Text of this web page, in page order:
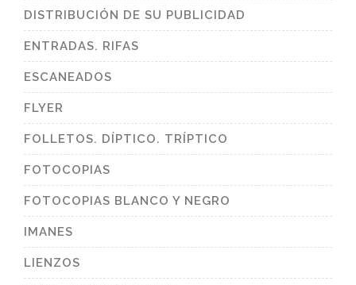
DISTRIBUCIÓN DE SU PUBLICIDAD
ENTRADAS. RIFAS
ESCANEADOS
FLYER
FOLLETOS. DÍPTICO. TRÍPTICO
FOTOCOPIAS
FOTOCOPIAS BLANCO Y NEGRO
IMANES
LIENZOS